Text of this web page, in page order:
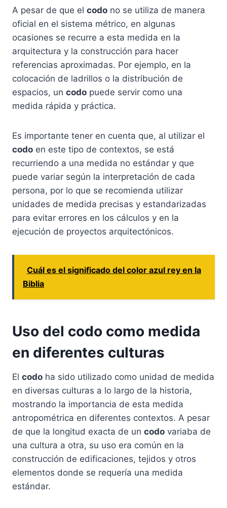
A pesar de que el codo no se utiliza de manera
oficial en el sistema métrico, en algunas
ocasiones se recurre a esta medida en la
arquitectura y la construcción para hacer
referencias aproximadas. Por ejemplo, en la
colocación de ladrillos o la distribución de
espacios, un codo puede servir como una
medida rápida y práctica.
Es importante tener en cuenta que, al utilizar el
codo en este tipo de contextos, se está
recurriendo a una medida no estándar y que
puede variar según la interpretación de cada
persona, por lo que se recomienda utilizar
unidades de medida precisas y estandarizadas
para evitar errores en los cálculos y en la
ejecución de proyectos arquitectónicos.
Cuál es el significado del color azul rey en la
Biblia
Uso del codo como medida
en diferentes culturas
El codo ha sido utilizado como unidad de medida
en diversas culturas a lo largo de la historia,
mostrando la importancia de esta medida
antropométrica en diferentes contextos. A pesar
de que la longitud exacta de un codo variaba de
una cultura a otra, su uso era común en la
construcción de edificaciones, tejidos y otros
elementos donde se requería una medida
estándar.